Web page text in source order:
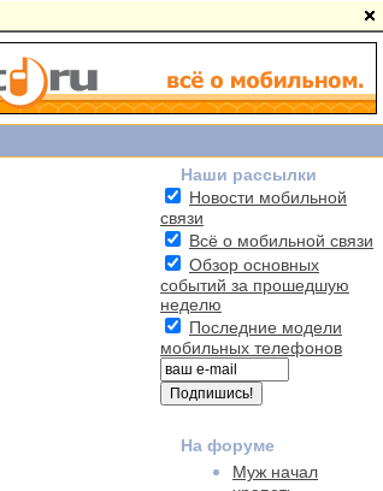
Наши рассылки
Новости мобильной
связи
Всё о мобильной связи
Обзор основных
событий за прошедшую
неделю
Последние модели
мобильных телефонов
На форуме
Муж начал